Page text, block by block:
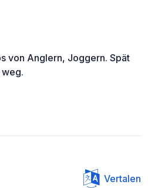
von Anglern, Joggern. Spät
Vertalen